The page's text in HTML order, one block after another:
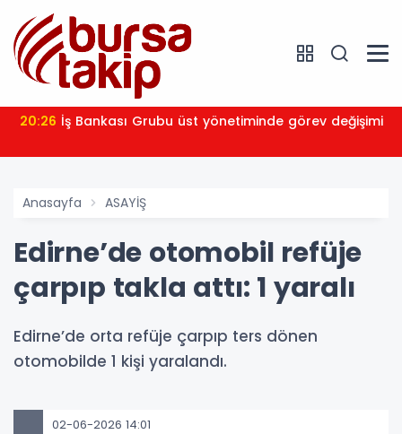
20:26 İş Bankası Grubu üst yönetiminde görev değişimi
Anasayfa ASAYİŞ
Edirne’de otomobil refüje
çarpıp takla attı: 1 yaralı
Edirne’de orta refüje çarpıp ters dönen
otomobilde 1 kişi yaralandı.
02-06-2026 14:01